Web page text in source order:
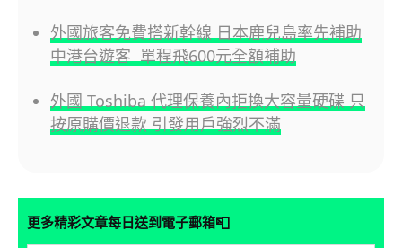
外國旅客免費搭新幹線 日本鹿兒島率先補助
中港台遊客 單程飛600元全額補助
外國 Toshiba 代理保養內拒換大容量硬碟 只
按原購價退款 引發用戶強烈不滿
更多精彩文章每日送到電子郵箱📮